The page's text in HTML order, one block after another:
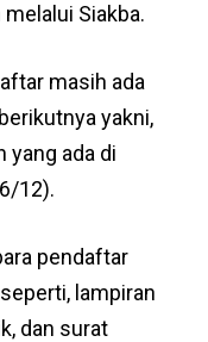
Siakba.
masih ada
yakni,
yang ada di
12).
pendaftar
lampiran
dan surat